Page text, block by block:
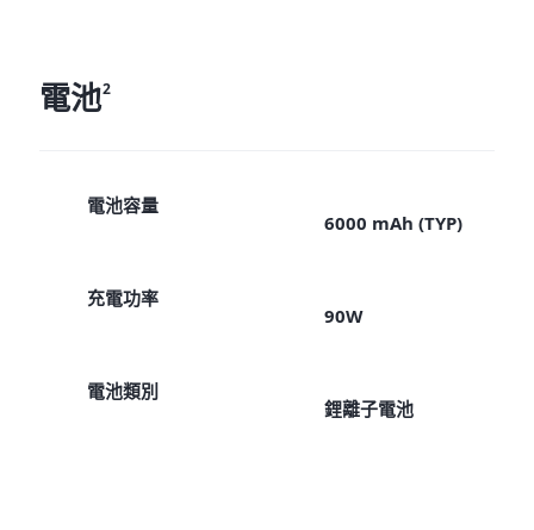
電池2
電池容量
6000 mAh (TYP)
充電功率
90W
電池類別
鋰離子電池